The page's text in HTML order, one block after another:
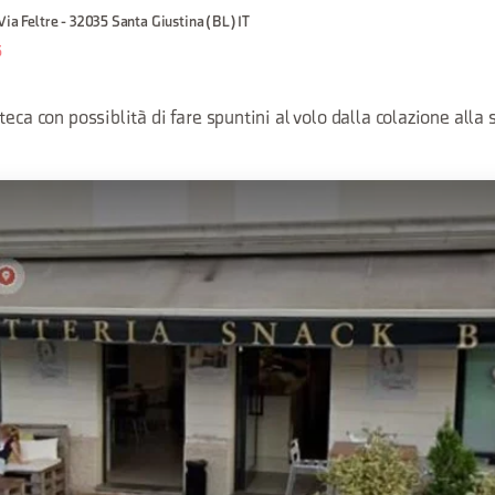
Feltre - 32035 Santa Giustina (BL) IT
con possiblità di fare spuntini al volo dalla colazione alla